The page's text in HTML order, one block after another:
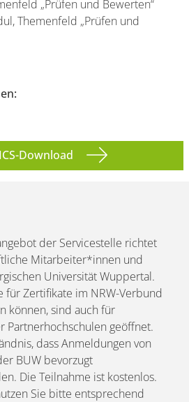
„Prüfen und Bewerten“
Themenfeld „Prüfen und
Download
der Servicestelle richtet
Mitarbeiter*innen und
Universität Wuppertal.
für Zertifikate im NRW-Verbund
können, sind auch für
Partnerhochschulen geöffnet.
dass Anmeldungen von
BUW bevorzugt
Die Teilnahme ist kostenlos.
Sie bitte entsprechend